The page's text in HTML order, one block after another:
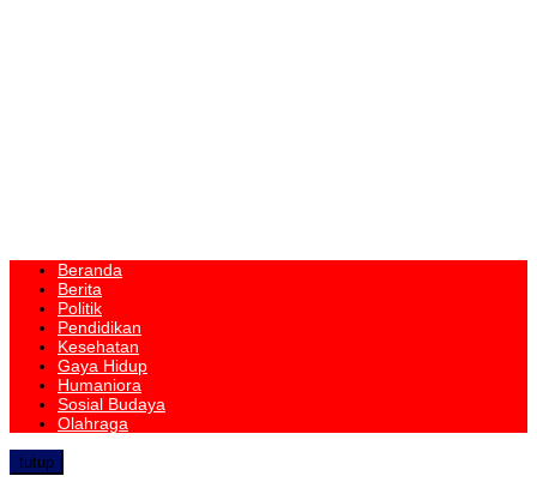
Beranda
Berita
Politik
Pendidikan
Kesehatan
Gaya Hidup
Humaniora
Sosial Budaya
Olahraga
tutup